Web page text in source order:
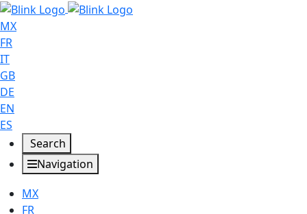
MX
FR
IT
GB
DE
EN
ES
Search
Navigation
MX
FR